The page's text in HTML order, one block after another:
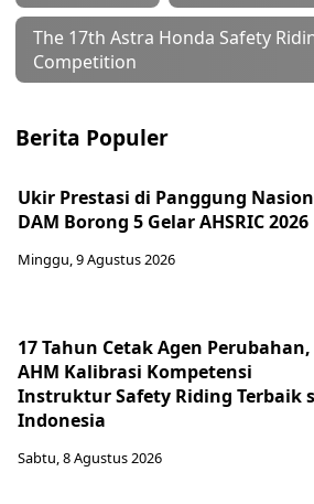
The 17th Astra Honda Safety
Competition
Berita Populer
Ukir Prestasi di Panggung
DAM Borong 5 Gelar AHSRIC 2026
Minggu, 9 Agustus 2026
17 Tahun Cetak Agen Perubahan,
AHM Kalibrasi Kompetensi
Instruktur Safety Riding Terbaik
Indonesia
Sabtu, 8 Agustus 2026